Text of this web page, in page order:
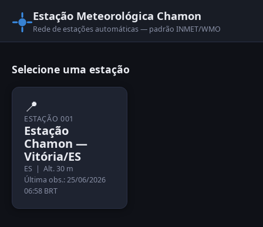
Estação Meteorológica Chamon
Rede de estações automáticas — padrão INMET/WMO
Selecione uma estação
📍
ESTAÇÃO 001
Estação
Chamon —
Vitória/ES
ES | Alt. 30 m
Última obs.: 25/06/2026
06:58 BRT